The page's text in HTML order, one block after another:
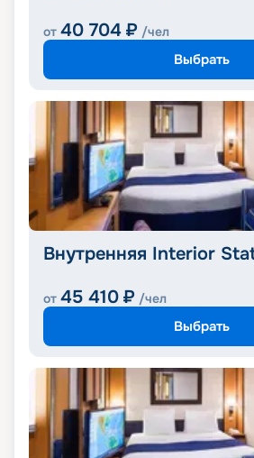
от 40 704 ₽ /чел
Выбрать
Внутренняя Interior
от 45 410 ₽ /чел
Выбрать